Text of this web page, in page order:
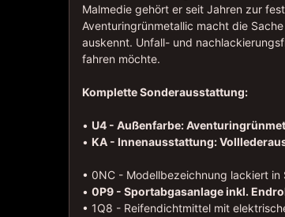
Malmedie gehört er seit Jahren zur
Aventuringrünmetallic macht die
auskennt. Unfall- und
fahren möchte.
Komplette Sonderausstattung:
• U4 - Außenfarbe:
• KA - Innenausstattung:
• 0NC - Modellbezeichnung lackiert in
• 0P9 - Sportabgasanlage inkl.
• 1Q8 - Reifendichtmittel mit